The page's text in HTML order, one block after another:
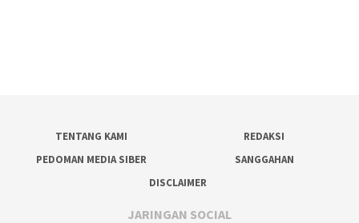
TENTANG KAMI
REDAKSI
PEDOMAN MEDIA SIBER
SANGGAHAN
DISCLAIMER
JARINGAN SOCIAL